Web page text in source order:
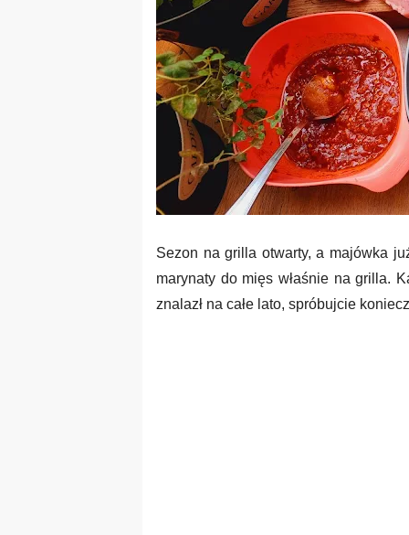
Sezon na grilla otwarty, a majówka
marynaty do mięs właśnie na grilla.
znalazł na całe lato, spróbujcie